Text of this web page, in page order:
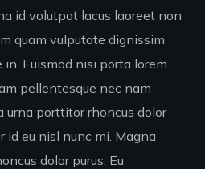
id volutpat lacus laoreet non
quam vulputate dignissim
Euismod nisi porta lorem
pellentesque nec nam
urna porttitor rhoncus dolor
id eu nisl nunc mi. Magna
dolor purus. Eu